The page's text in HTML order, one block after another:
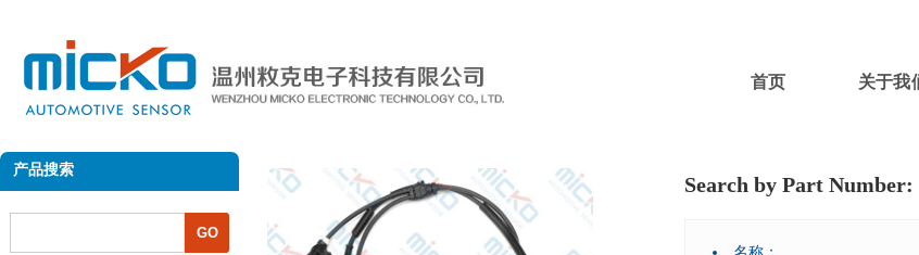
首页 关于我
产品搜索
Search by Part Number: